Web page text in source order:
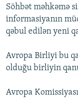
VIDEO
FOTOQALEREYA
KARIKATURA
RADIO ARXIV
OXU ZALI
İSLAM VƏ
HAQQIMIZDA
PEŞƏ ETIKASI VƏ
AZADLIQRADIOSU
BIZI IZLƏ
Söhbət məhkəmə
informasiyanın
qəbul edilən yeni
Avropa Birliyi bu
olduğu birliyin
Avropa